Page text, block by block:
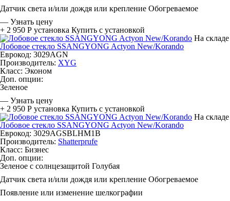
Датчик света и/или дождя или крепление Обогреваемое
— Узнать цену
+ 2 950 Р установка Купить с установкой
На складе
Лобовое стекло SSANGYONG Actyon New/Korando
Еврокод: 3029AGN
Производитель: XYG
Класс: Эконом
Доп. опции:
Зеленое
— Узнать цену
+ 2 950 Р установка Купить с установкой
На складе
Лобовое стекло SSANGYONG Actyon New/Korando
Еврокод: 3029AGSBLHM1B
Производитель: Shatterprufe
Класс: Бизнес
Доп. опции:
Зеленое с солнцезащитой Голубая
Датчик света и/или дождя или крепление Обогреваемое
Появление или изменение шелкографии